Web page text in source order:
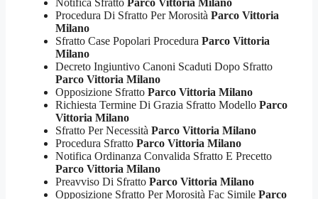
Procedura Di Sfratto Per Morosità Parco Vittoria
Milano
Sfratto Case Popolari Procedura Parco Vittoria
Milano
Decreto Ingiuntivo Canoni Scaduti Dopo Sfratto
Parco Vittoria Milano
Opposizione Sfratto Parco Vittoria Milano
Richiesta Termine Di Grazia Sfratto Modello Parco
Vittoria Milano
Sfratto Per Necessità Parco Vittoria Milano
Procedura Sfratto Parco Vittoria Milano
Notifica Ordinanza Convalida Sfratto E Precetto
Parco Vittoria Milano
Preavviso Di Sfratto Parco Vittoria Milano
Opposizione Sfratto Per Morosità Fac Simile Parco